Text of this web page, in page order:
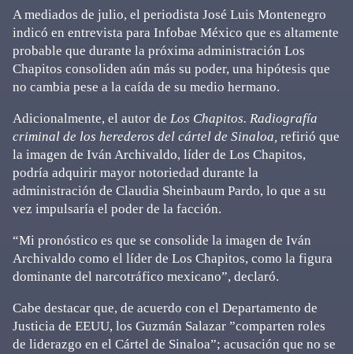
A mediados de julio, el periodista José Luis Montenegro
indicó en entrevista para Infobae México que es altamente
probable que durante la próxima administración Los
Chapitos consoliden aún más su poder, una hipótesis que
no cambia pese a la caída de su medio hermano.
Adicionalmente, el autor de Los Chapitos. Radiografía
criminal de los herederos del cártel de Sinaloa, refirió que
la imagen de Iván Archivaldo, líder de Los Chapitos,
podría adquirir mayor notoriedad durante la
administración de Claudia Sheinbaum Pardo, lo que a su
vez impulsaría el poder de la facción.
“Mi pronóstico es que se consolide la imagen de Iván
Archivaldo como el líder de Los Chapitos, como la figura
dominante del narcotráfico mexicano”, declaró.
Cabe destacar que, de acuerdo con el Departamento de
Justicia de EEUU, los Guzmán Salazar ”comparten roles
de liderazgo en el Cártel de Sinaloa”; acusación que no se